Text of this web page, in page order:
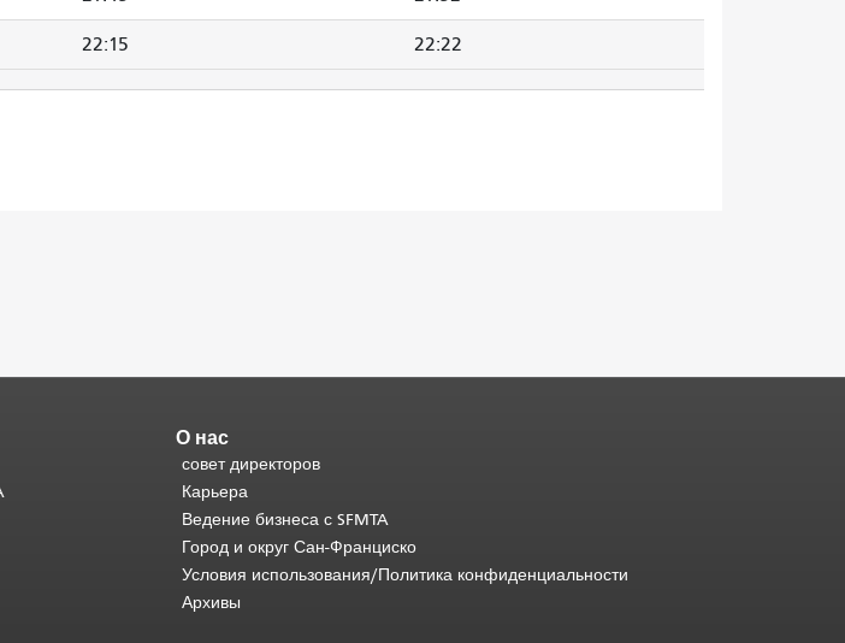
22:15 22:22
О нас
совет директоров
Карьера
Ведение бизнеса с SFMTA
Город и округ Сан-Франциско
Условия использования/Политика конфиденциальности
Архивы